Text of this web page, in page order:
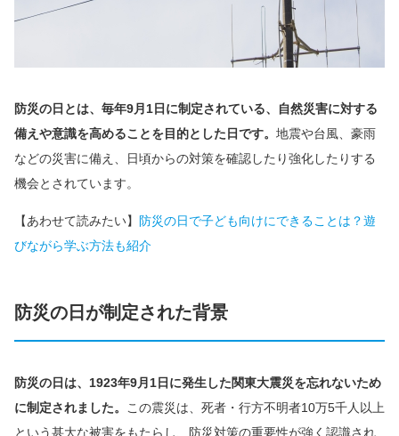
防災の日とは、毎年9月1日に制定されている、自然災害に対する
備えや意識を高めることを目的とした日です。 地震や台風、豪雨
などの災害に備え、日頃からの対策を確認したり強化したりする
機会とされています。
【あわせて読みたい】 防災の日で子ども向けにできることは？遊
びながら学ぶ方法も紹介
防災の日が制定された背景
防災の日は、1923年9月1日に発生した関東大震災を忘れないため
に制定されました。
この震災は、死者・行方不明者10万5千人以上
という甚大な被害をもたらし、防災対策の重要性が強く認識され